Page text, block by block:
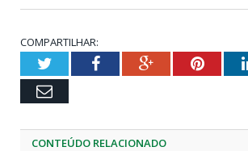
COMPARTILHAR:
TwitterFacebookGoogle+
Email
CONTEÚDO RELACIONADO